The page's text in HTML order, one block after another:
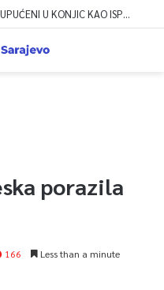
VATROGASCI CIVILNE ZAŠTITE KS UPUĆENI U KONJIC KAO ISPOMOĆ U GAŠENJU POŽARA
porazila
166 Less than a minute